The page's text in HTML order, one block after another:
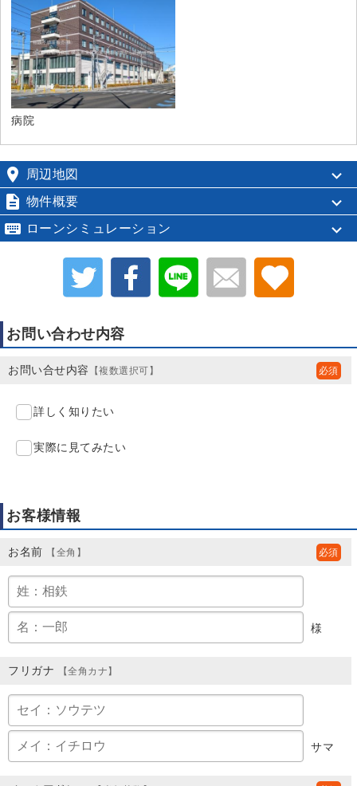
病院
 周辺地図
 物件概要
 ローンシミュレーション
お問い合わせ内容
お問い合せ内容 【複数選択可】
詳しく知りたい
実際に見てみたい
お客様情報
お名前 【全角】
様
フリガナ 【全角カナ】
サマ